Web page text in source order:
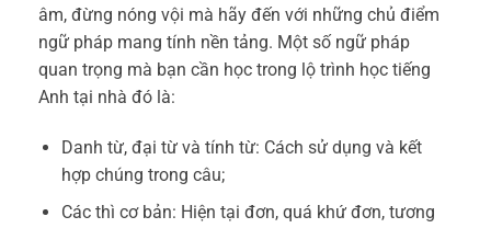
âm, đừng nóng vội mà hãy đến với những chủ điểm
ngữ pháp mang tính nền tảng. Một số ngữ pháp
quan trọng mà bạn cần học trong lộ trình học tiếng
Anh tại nhà đó là:
Danh từ, đại từ và tính từ: Cách sử dụng và kết
hợp chúng trong câu;
Các thì cơ bản: Hiện tại đơn, quá khứ đơn, tương